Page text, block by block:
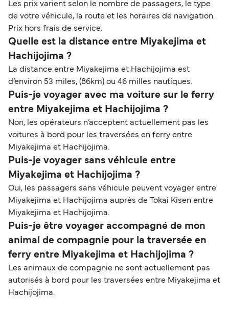
Les prix varient selon le nombre de passagers, le type
de votre véhicule, la route et les horaires de navigation.
Prix hors frais de service.
Quelle est la distance entre Miyakejima et
Hachijojima ?
La distance entre Miyakejima et Hachijojima est
d’environ 53 miles, (86km) ou 46 milles nautiques.
Puis-je voyager avec ma voiture sur le ferry
entre Miyakejima et Hachijojima ?
Non, les opérateurs n’acceptent actuellement pas les
voitures à bord pour les traversées en ferry entre
Miyakejima et Hachijojima.
Puis-je voyager sans véhicule entre
Miyakejima et Hachijojima ?
Oui, les passagers sans véhicule peuvent voyager entre
Miyakejima et Hachijojima auprès de Tokai Kisen entre
Miyakejima et Hachijojima.
Puis-je être voyager accompagné de mon
animal de compagnie pour la traversée en
ferry entre Miyakejima et Hachijojima ?
Les animaux de compagnie ne sont actuellement pas
autorisés à bord pour les traversées entre Miyakejima et
Hachijojima.